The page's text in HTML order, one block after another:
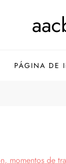
PÁGINA DE
momentos de